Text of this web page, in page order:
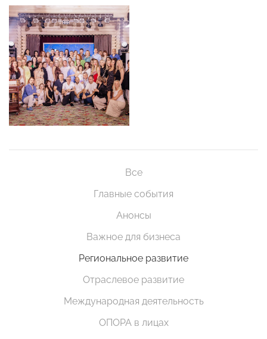
Все
Главные события
Анонсы
Важное для бизнеса
Региональное развитие
Отраслевое развитие
Международная деятельность
ОПОРА в лицах